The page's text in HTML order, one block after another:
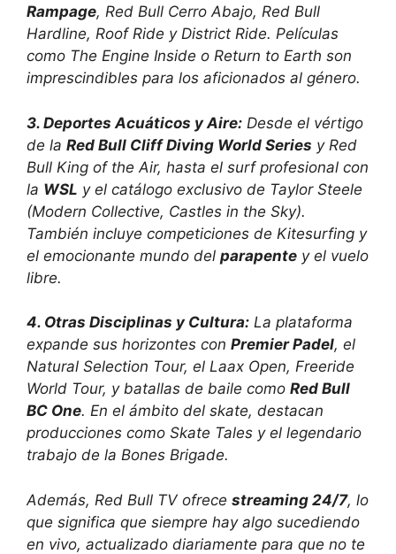
Rampage, Red Bull Cerro Abajo, Red Bull
Hardline, Roof Ride y District Ride. Películas
como The Engine Inside o Return to Earth son
imprescindibles para los aficionados al género.
3. Deportes Acuáticos y Aire: Desde el vértigo
de la Red Bull Cliff Diving World Series y Red
Bull King of the Air, hasta el surf profesional con
la WSL y el catálogo exclusivo de Taylor Steele
(Modern Collective, Castles in the Sky).
También incluye competiciones de Kitesurfing y
el emocionante mundo del parapente y el vuelo
libre.
4. Otras Disciplinas y Cultura: La plataforma
expande sus horizontes con Premier Padel, el
Natural Selection Tour, el Laax Open, Freeride
World Tour, y batallas de baile como Red Bull
BC One. En el ámbito del skate, destacan
producciones como Skate Tales y el legendario
trabajo de la Bones Brigade.
Además, Red Bull TV ofrece streaming 24/7, lo
que significa que siempre hay algo sucediendo
en vivo, actualizado diariamente para que no te